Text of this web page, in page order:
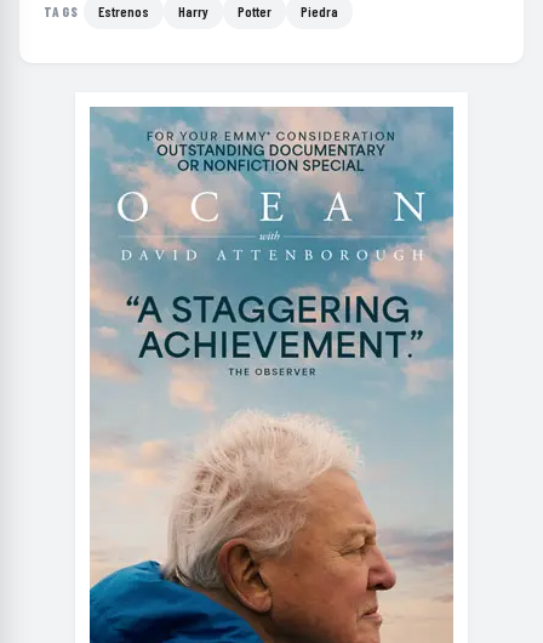
TAGS Estrenos Harry Potter Piedra